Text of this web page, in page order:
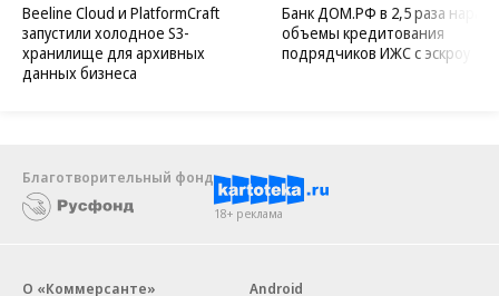
Beeline Cloud и PlatformCraft
запустили холодное S3-
хранилище для архивных
данных бизнеса
Банк ДОМ.РФ в 2,5 раза
объемы кредитования
подрядчиков ИЖС с эскроу
Благотворительный фонд
18+ реклама
О «Коммерсанте»
Android